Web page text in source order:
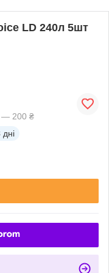
LD 240л 5шт
— 200 ₴
дні